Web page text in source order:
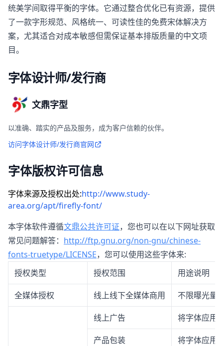
统美学间取得平衡的字体。它通过整合优化已有资源，提供
了一款字形规范、风格统一、可读性佳的免费宋体解决方
案，尤其适合对成本敏感但需保证基本排版质量的中文项
目。
字体设计师/发行商
文鼎字型
以准确、踏实的产品及服务，成为客户信赖的伙伴。
访问字体设计师/发行商官网
字体版权许可信息
字体来源及授权出处:http://www.study-
area.org/apt/firefly-font/
本字体软件遵循文鼎公共许可证，您也可以在以下网址获取
常见问题解答： http://ftp.gnu.org/non-gnu/chinese-
fonts-truetype/LICENSE，您可以使用这些字体来:
授权类型
授权范围 用途说明
全媒体授权 线上线下全媒体商用 不限曝光量
线上广告 将字体应用
产品包装 将字体应用